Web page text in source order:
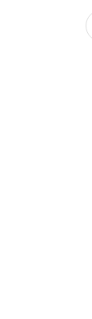
ჟესტები.